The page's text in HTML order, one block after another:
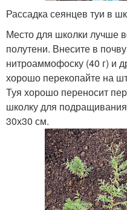
Рассадка сеянцев туи в
Место для школки лучше
полутени. Внесите в
нитроаммофоску (40 г) и
хорошо перекопайте на
Туя хорошо переносит
школку для
30х30 см.